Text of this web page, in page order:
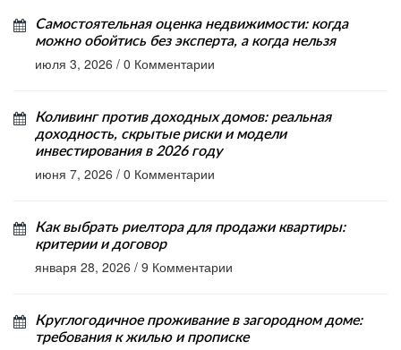
Самостоятельная оценка недвижимости: когда
можно обойтись без эксперта, а когда нельзя
июля 3, 2026 / 0 Комментарии
Коливинг против доходных домов: реальная
доходность, скрытые риски и модели
инвестирования в 2026 году
июня 7, 2026 / 0 Комментарии
Как выбрать риелтора для продажи квартиры:
критерии и договор
января 28, 2026 / 9 Комментарии
Круглогодичное проживание в загородном доме:
требования к жилью и прописке